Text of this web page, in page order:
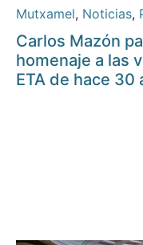
Mutxamel, Noticias,
Carlos Mazón
homenaje a las
ETA de hace 30